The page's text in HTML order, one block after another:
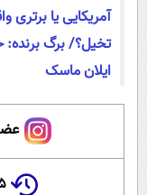
آمریکایی یا برتری
تخیل؟/ برگ
ایلان ماسک
۱۵ سال